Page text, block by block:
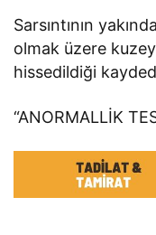
Sarsıntının
olmak üzere
hissedildiği
“ANORMALLİK